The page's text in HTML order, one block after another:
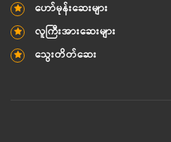
ဟော်မုန်းဆေးများ
လူကြီးအားဆေးများ
သွေးတိတ်ဆေး